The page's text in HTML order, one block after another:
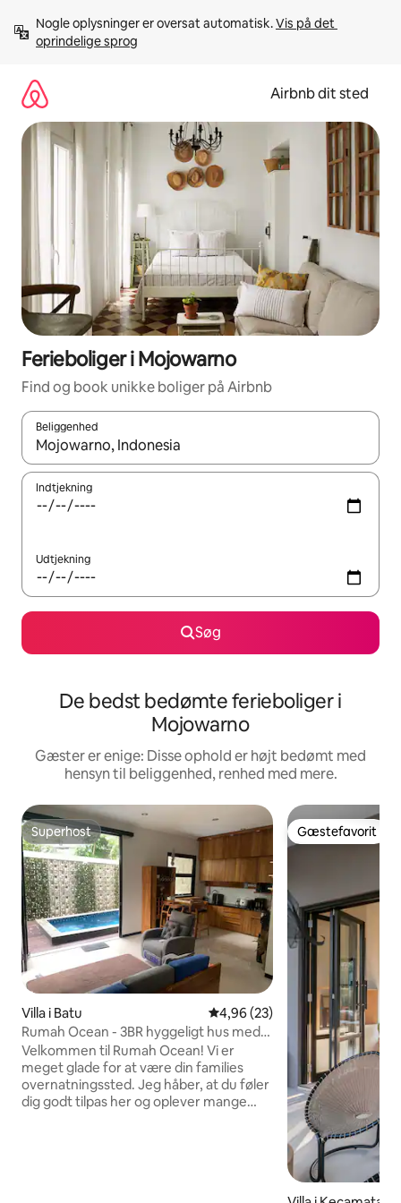
videre
Nogle oplysninger er oversat automatisk. Vis på det
oprindelige sprog
Airbnb dit sted
Ferieboliger i Mojowarno
Find og book unikke boliger på Airbnb
Beliggenhed
Når resultaterne er tilgængelige, skal du navigere med
Indtjekning
Udtjekning
Søg
De bedst bedømte ferieboliger i
Mojowarno
Gæster er enige: Disse ophold er højt bedømt med
hensyn til beliggenhed, renhed med mere.
Superhost
Superhost
Villa i Batu 4,96 ud af 5 i gennemsnitlig
4,96 (23)
Rumah Ocean - 3BR hyggeligt hus med
pool
Velkommen til Rumah Ocean! Vi er
meget glade for at være din families
overnatningssted. Jeg håber, at du føler
dig godt tilpas her og oplever mange
Gæstefavorit
Gæstefavorit